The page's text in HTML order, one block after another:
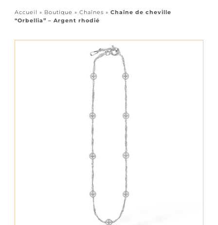
Accessoires
Tous les bijoux
Accueil » Boutique » Chaînes » Chaîne de cheville
“Orbellia” – Argent rhodié